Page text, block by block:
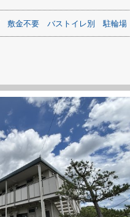
敷金不要 バストイレ別 駐輪場